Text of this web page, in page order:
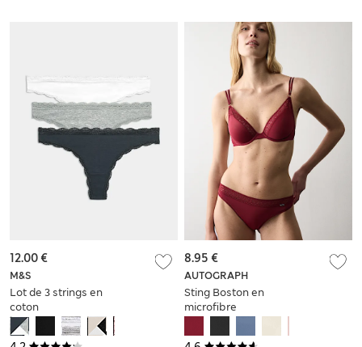
M&S
Lot de 3 strings en
coton
12.00 €
AUTOGRAPH
Sting Boston en
microfibre
8.95 €